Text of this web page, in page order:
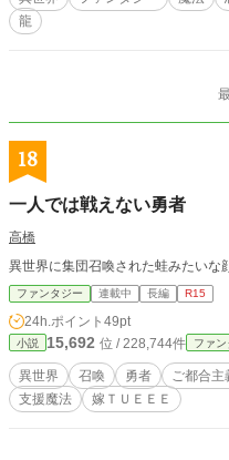
いませ。 ゆるりと投稿して参ります。 どうぞ、最後まで気長にお付き合い
下さい。 ※念の為にR15をつけております。 ※誤字脱字を含め、稚拙な部分が
切にしましょう〜子狼に気に入られた男の転移物
龍
18
一人では戦えない勇者
高橋
異世界に集団召喚された蛙みたいな
ファンタジー 連載中 長編 R15
24h.ポイント 49pt
小説 15,692 位 / 228,744件 ファン
異世界 召喚 勇者 ご都合主
支援魔法
嫁ＴＵＥＥＥ